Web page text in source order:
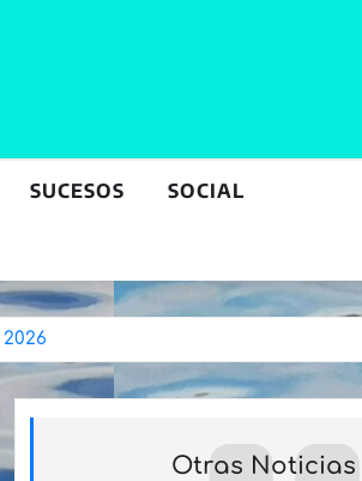
SUCESOS SOCIAL
Otras Noticias